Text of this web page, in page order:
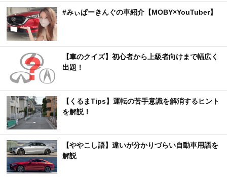
#みぃぱーきんぐの車紹介【MOBY×YouTuber】
【車のクイズ】初心者から上級者向けまで幅広く
出題！
【くるまTips】運転の苦手意識を解消するヒント
を解説！
【ややこし語】違いが分かりづらい自動車用語を
解説